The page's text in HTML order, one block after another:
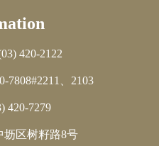
420-2122
7808#2211、2103
420-7279
坜区树籽路8号